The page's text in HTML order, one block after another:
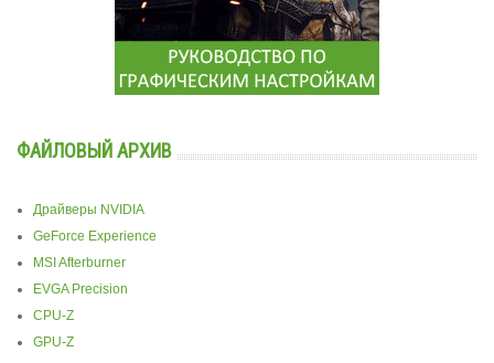
ФАЙЛОВЫЙ АРХИВ
Драйверы NVIDIA
GeForce Experience
MSI Afterburner
EVGA Precision
CPU-Z
GPU-Z